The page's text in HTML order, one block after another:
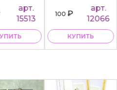
арт.
15513
100₽
арт.
12066
КУПИТЬ